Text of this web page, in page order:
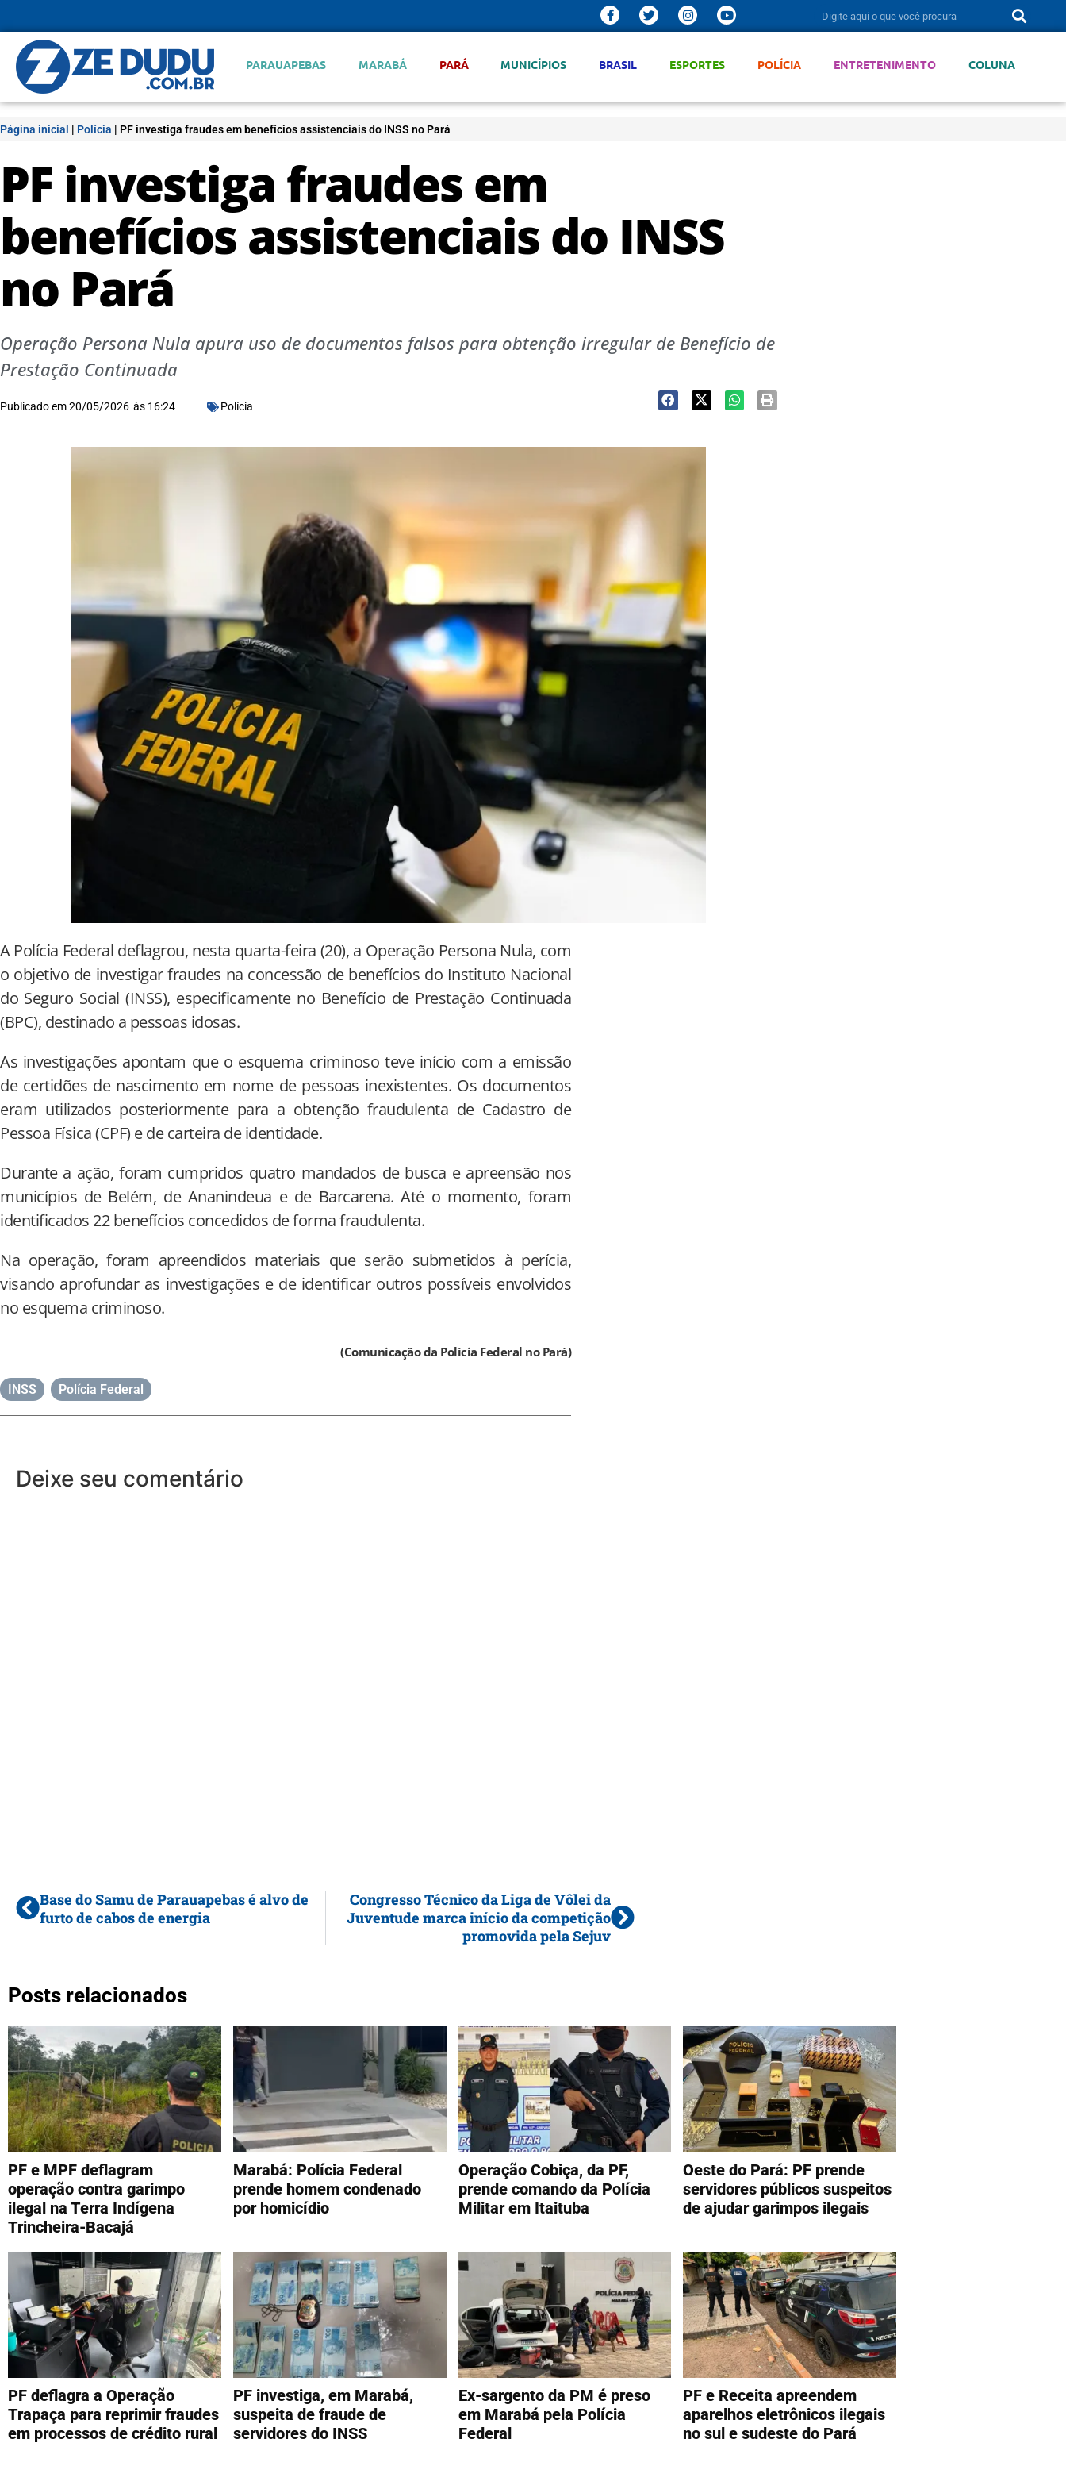
PARAUAPEBAS MARABÁ PARÁ MUNICÍPIOS BRASIL ESPORTES POLÍCIA ENTRETENIMENTO COLUNA
Página inicial | Polícia | PF investiga fraudes em benefícios assistenciais do INSS no Pará
PF investiga fraudes em
benefícios assistenciais do INSS
no Pará
Operação Persona Nula apura uso de documentos falsos para obtenção irregular de Benefício de
Prestação Continuada
Publicado em20/05/2026 às 16:24 Polícia
A Polícia Federal deflagrou, nesta quarta-feira (20), a Operação Persona Nula, com
o objetivo de investigar fraudes na concessão de benefícios do Instituto Nacional
do Seguro Social (INSS), especificamente no Benefício de Prestação Continuada
(BPC), destinado a pessoas idosas.
As investigações apontam que o esquema criminoso teve início com a emissão
de certidões de nascimento em nome de pessoas inexistentes. Os documentos
eram utilizados posteriormente para a obtenção fraudulenta de Cadastro de
Pessoa Física (CPF) e de carteira de identidade.
Durante a ação, foram cumpridos quatro mandados de busca e apreensão nos
municípios de Belém, de Ananindeua e de Barcarena. Até o momento, foram
identificados 22 benefícios concedidos de forma fraudulenta.
Na operação, foram apreendidos materiais que serão submetidos à perícia,
visando aprofundar as investigações e de identificar outros possíveis envolvidos
no esquema criminoso.
(Comunicação da Polícia Federal no Pará)
INSS Polícia Federal
Deixe seu comentário
Base do Samu de Parauapebas é alvo de
furto de cabos de energia
Congresso Técnico da Liga de Vôlei da
Juventude marca início da competição
promovida pela Sejuv
Posts relacionados
PF e MPF deflagram
operação contra garimpo
ilegal na Terra Indígena
Trincheira-Bacajá
Marabá: Polícia Federal
prende homem condenado
por homicídio
Operação Cobiça, da PF,
prende comando da Polícia
Militar em Itaituba
Oeste do Pará: PF prende
servidores públicos suspeitos
de ajudar garimpos ilegais
PF deflagra a Operação
Trapaça para reprimir fraudes
em processos de crédito rural
PF investiga, em Marabá,
suspeita de fraude de
servidores do INSS
Ex-sargento da PM é preso
em Marabá pela Polícia
Federal
PF e Receita apreendem
aparelhos eletrônicos ilegais
no sul e sudeste do Pará